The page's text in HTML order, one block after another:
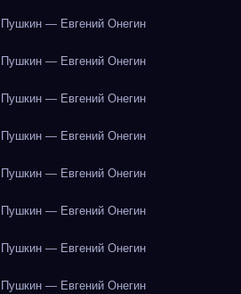
— Евгений Онегин
— Евгений Онегин
— Евгений Онегин
— Евгений Онегин
— Евгений Онегин
— Евгений Онегин
— Евгений Онегин
— Евгений Онегин